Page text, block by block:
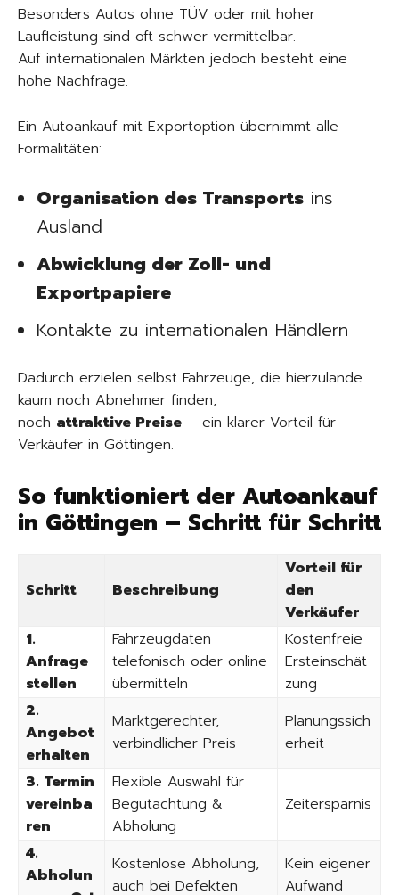
Besonders Autos ohne TÜV oder mit hoher
Laufleistung sind oft schwer vermittelbar.
Auf internationalen Märkten jedoch besteht eine
hohe Nachfrage.
Ein Autoankauf mit Exportoption übernimmt alle
Formalitäten:
Organisation des Transports ins
Ausland
Abwicklung der Zoll- und
Exportpapiere
Kontakte zu internationalen Händlern
Dadurch erzielen selbst Fahrzeuge, die hierzulande
kaum noch Abnehmer finden,
noch attraktive Preise – ein klarer Vorteil für
Verkäufer in Göttingen.
So funktioniert der Autoankauf
in Göttingen – Schritt für Schritt
Schritt Beschreibung
Vorteil für
den
Verkäufer
1.
Anfrage
stellen
Fahrzeugdaten
telefonisch oder online
übermitteln
Kostenfreie
Ersteinschät
zung
2.
Angebot
erhalten
Marktgerechter,
verbindlicher Preis
Planungssich
erheit
3. Termin
vereinba
ren
Flexible Auswahl für
Begutachtung &
Abholung
Zeitersparnis
4.
Abholun
Kostenlose Abholung,
auch bei Defekten
Kein eigener
Aufwand